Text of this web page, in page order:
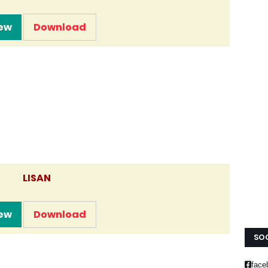
Download
LISAN
Download